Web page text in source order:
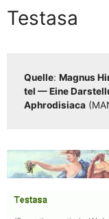
Testasa
Quel­le: Magnus
tel — Eine
Aphro­di­sia­ca